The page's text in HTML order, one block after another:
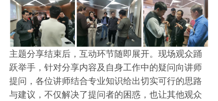
主题分享结束后，互动环节随即展开。现场观众踊
跃举手，针对分享内容及自身工作中的疑问向讲师
提问，各位讲师结合专业知识给出切实可行的思路
与建议，不仅解决了提问者的困惑，也让其他观众